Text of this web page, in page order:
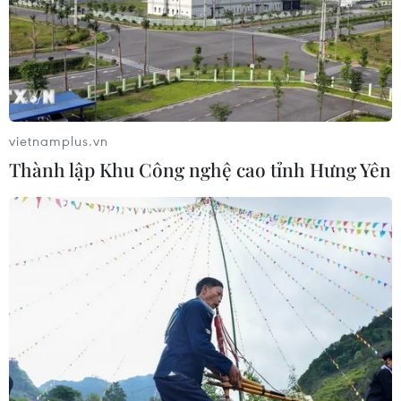
06/08/2026 09:03
Giá vàng tăng phiên thứ tư liên tiếp,
chạm mức cao nhất trong 7 tuần
06/08/2026 08:36
Xăng dầu trong nước đồng loạt giảm,
E10RON95-III xuống còn 22.324
06/08/2026 08:07
Kim ngạch thương mại
song phương giữa hai nước Việt Nam
vietnamplus.vn
Thành lập Khu Công nghệ cao tỉnh Hưng Yên